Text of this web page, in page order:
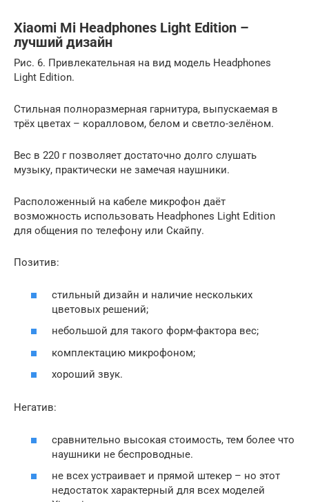
Xiaomi Mi Headphones Light Edition –
лучший дизайн
Рис. 6. Привлекательная на вид модель Headphones
Light Edition.
Стильная полноразмерная гарнитура, выпускаемая в
трёх цветах – коралловом, белом и светло-зелёном.
Вес в 220 г позволяет достаточно долго слушать
музыку, практически не замечая наушники.
Расположенный на кабеле микрофон даёт
возможность использовать Headphones Light Edition
для общения по телефону или Скайпу.
Позитив:
стильный дизайн и наличие нескольких
цветовых решений;
небольшой для такого форм-фактора вес;
комплектацию микрофоном;
хороший звук.
Негатив:
сравнительно высокая стоимость, тем более что
наушники не беспроводные.
не всех устраивает и прямой штекер – но этот
недостаток характерный для всех моделей